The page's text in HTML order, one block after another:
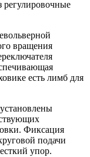
регулировочные
вращения
есть лимб для
Фиксация
подачи
упор.